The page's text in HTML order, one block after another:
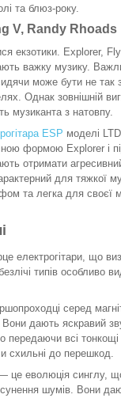
та блюз-року.
V, Randy Rhoads
екзотики. Explorer,
важку музику.
може бути не так
Однак зовнішній
музиканта з натовпу.
ESP моделі
формою Explorer і
отримати
для тяжкої
та легка для своєї
електрогітари, що
типів особливо
серед
Вони дають яскравий
передаючи всі
схильні до перешкод.
це еволюція синглу,
шумів. Вони